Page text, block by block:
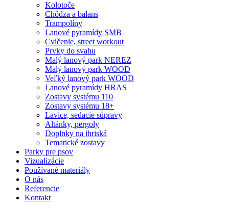
Kolotoče
Chôdza a balans
Trampolíny
Lanové pyramídy SMB
Cvičenie, street workout
Prvky do svahu
Malý lanový park NEREZ
Malý lanový park WOOD
Veľký lanový park WOOD
Lanové pyramídy HRAS
Zostavy systému 110
Zostavy systému 18+
Lavice, sedacie súpravy
Altánky, pergoly
Doplnky na ihriská
Tematické zostavy
Parky pre psov
Vizualizácie
Používané materiály
O nás
Referencie
Kontakt